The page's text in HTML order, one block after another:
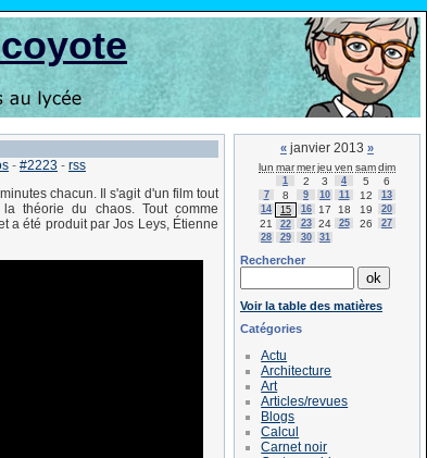
- #2223 - rss
chacun. Il s'agit d'un film tout
théorie du chaos. Tout comme
a été produit par Jos Leys, Étienne
« janvier 2013 »
lun marmerjeu ven samdim
1 2 3 4 5 6
7 8 9 10 11 12
13
14
15 16 17 18 19 20
21 22 23 24 25 26
27
28
29 30 31
Rechercher
Voir la table des matières
Catégories
Actu
Architecture
Art
Articles/revues
Blogs
Calcul
Carnet noir